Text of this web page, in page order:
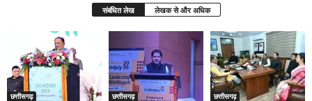
संबंधित लेख लेखक से और अधिक
छत्तीसगढ़ छत्तीसगढ़ छत्तीसगढ़